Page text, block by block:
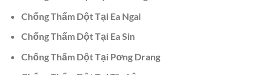
Chống Thấm Dột Tại Ea Ngai
Chống Thấm Dột Tại Ea Sin
Chống Thấm Dột Tại Pơng Drang